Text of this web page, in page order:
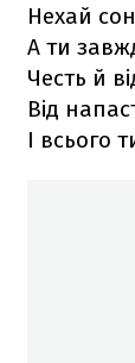
Нехай
А ти
Честь й
Від
І всього